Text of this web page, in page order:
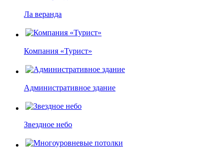
Ла веранда
Компания «Турист»
Административное здание
Звездное небо